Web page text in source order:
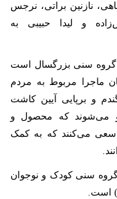
نازنین براتی، نرجس
و لیدا حبیبی به
گروه سنی بزرگسال است
ماجرا مربوط به مردم
و برپایی آیین کاشت
می‌شوند که محصول و
سعی می‌کنند که به کمک
گروه سنی کودک و نوجوان
است.